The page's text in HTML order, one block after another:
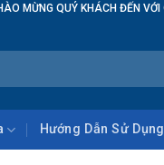
VỚI CÔNG TY CỔ PHẦN
Hướng Dẫn Sử Dụng